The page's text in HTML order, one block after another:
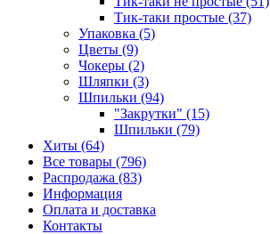
Тик-таки простые (37)
Упаковка (5)
Цветы (9)
Чокеры (2)
Шляпки (3)
Шпильки (94)
"Закрутки" (15)
Шпильки (79)
Хиты (64)
Все товары (796)
Распродажа (83)
Информация
Оплата и доставка
Контакты